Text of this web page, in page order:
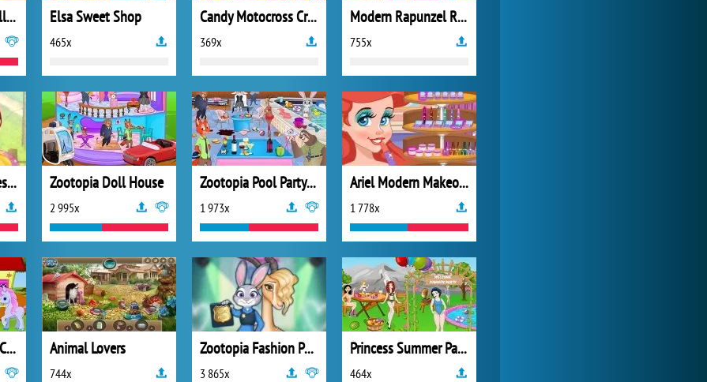
Talking Angela Hollywood Makeover Elsa Sweet Shop
465x
Candy Motocross Crash 2
369x
Modern Rapunzel Rainbow Trends
755x
Masha Playing Dressup Zootopia Doll House
2 995x
Zootopia Pool Party Cleaning
1 973x
Ariel Modern Makeover
1 778x
Little Pony House Cleaning Animal Lovers
744x
Zootopia Fashion Police
3 865x
Princess Summer Party
464x